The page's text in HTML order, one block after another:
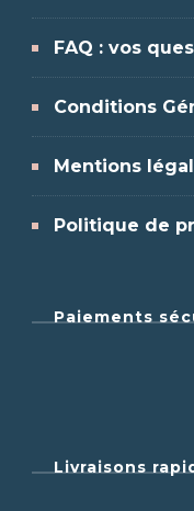
FAQ : vos
Conditions
Mentions
Politique de
Paiements
Livraisons